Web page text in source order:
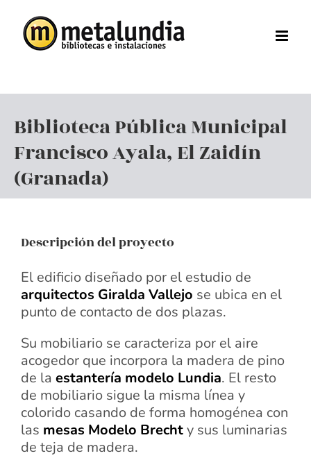
contenido
Biblioteca Pública Municipal
Francisco Ayala, El Zaidín
(Granada)
Descripción del proyecto
El edificio diseñado por el estudio de
arquitectos Giralda Vallejo se ubica en el
punto de contacto de dos plazas.
Su mobiliario se caracteriza por el aire
acogedor que incorpora la madera de pino
de la estantería modelo Lundia. El resto
de mobiliario sigue la misma línea y
colorido casando de forma homogénea con
las mesas Modelo Brechty sus luminarias
de teja de madera.